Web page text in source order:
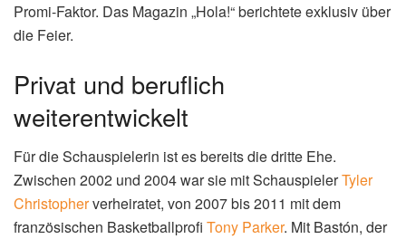
Promi-Faktor. Das Magazin „Hola!“ berichtete exklusiv über
die Feier.
Privat und beruflich
weiterentwickelt
Für die Schauspielerin ist es bereits die dritte Ehe.
Zwischen 2002 und 2004 war sie mit SchauspielerTyler
Christopherverheiratet, von 2007 bis 2011 mit dem
französischen Basketballprofi Tony Parker. Mit Bastón, der